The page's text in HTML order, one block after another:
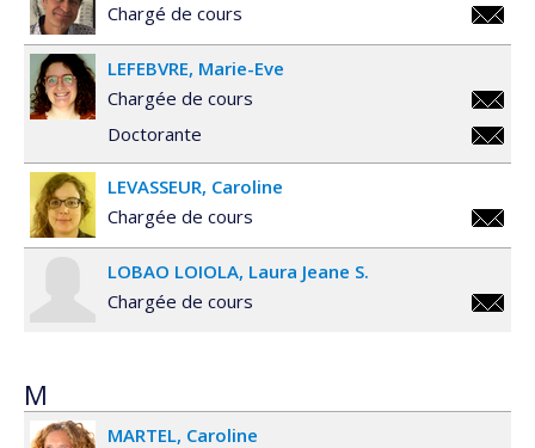
Chargé de cours
LEFEBVRE Marie-Eve
marie-
Chargée de cours
marie-
Doctorante
LEVASSEUR Caroline
Chargée de cours
LOBAO LOIOLA Laura Jeane S.
Chargée de cours
M
MARTEL Caroline